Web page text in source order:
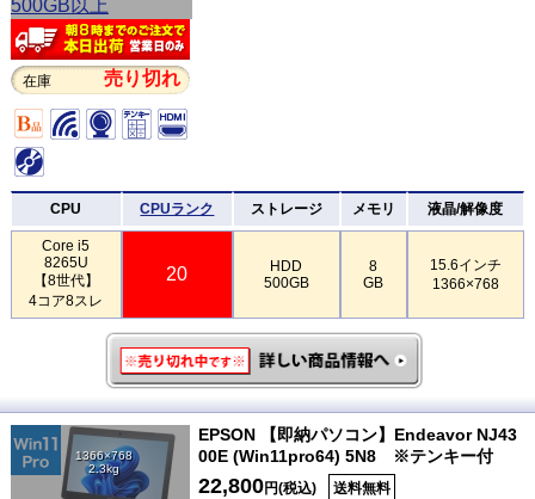
在庫 売り切れ
CPU CPUランク ストレージ メモリ 液晶/解像度
Core i5
8265U
【8世代】
4コア8スレ
20
HDD
500GB
8
GB
15.6インチ
1366×768
1366×768
2.3kg
EPSON 【即納パソコン】Endeavor NJ43
00E (Win11pro64) 5N8 ※テンキー付
22,800円(税込) 送料無料